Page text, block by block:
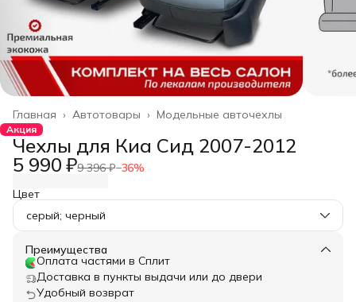
Модельные авточехлы
Автотовары ›
Главная ›
Акция
Чехлы для Киа Сид 2007-2012
5 990 ₽9 396 ₽−36%
Цвет
серый; черный
Преимущества
Оплата частями в Сплит
Доставка в пункты выдачи или до двери
Удобный возврат